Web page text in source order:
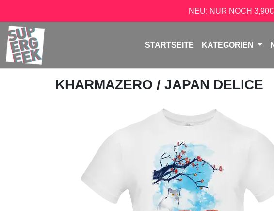
NEU: NUR NOCH
STARTSEITE KATEGORIEN
KHARMAZERO / JAPAN DELICE